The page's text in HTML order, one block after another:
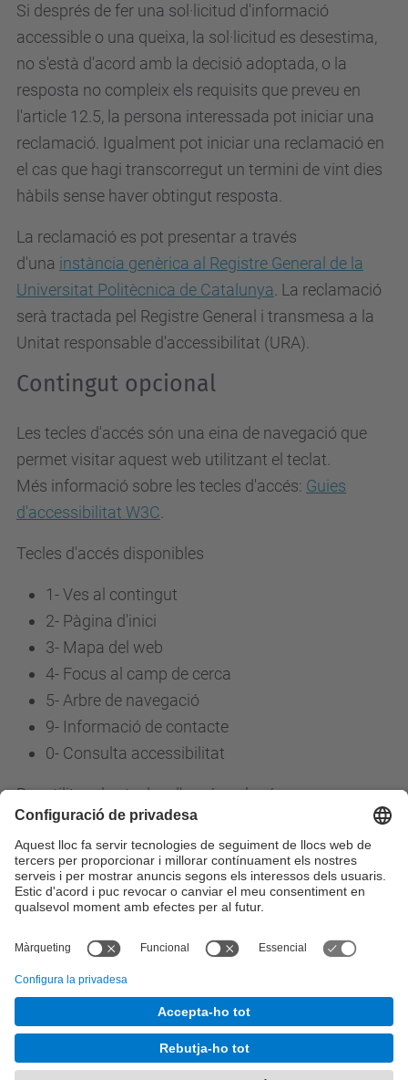
Si després de fer una sol·licitud d'informació
accessible o una queixa, la sol·licitud es desestima,
no s'està d'acord amb la decisió adoptada, o la
resposta no compleix els requisits que preveu en
l'article 12.5, la persona interessada pot iniciar una
reclamació. Igualment pot iniciar una reclamació en
el cas que hagi transcorregut un termini de vint dies
hàbils sense haver obtingut resposta.
La reclamació es pot presentar a través
d'una instància genèrica al Registre General de la
Universitat Politècnica de Catalunya . La reclamació
serà tractada pel Registre General i transmesa a la
Unitat responsable d'accessibilitat (URA).
Contingut opcional
Les tecles d'accés són una eina de navegació que
permet visitar aquest web utilitzant el teclat.
Més informació sobre les tecles d'accés: Guies
d'accessibilitat W3C
Tecles d'accés disponibles
1- Ves al contingut
2- Pàgina d'inici
3- Mapa del web
4- Focus al camp de cerca
5- Arbre de navegació
9- Informació de contacte
0- Consulta accessibilitat
Per utilitzar les tecles d'accés cal prémer
simultàniament:
Chrome: ALT + tecla d'accés
Safari: ALT + tecla
Firefox: MAJ + ALT + tecla d'accés
Edge: ALT + tecla d'accés
Càtedra Syngenta - UPC
Desenvolupat amb